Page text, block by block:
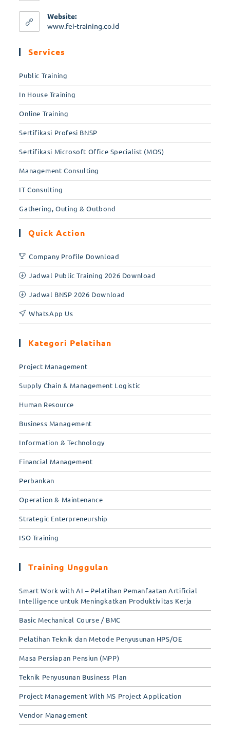
Website:
www.fei-training.co.id
Services
Public Training
In House Training
Online Training
Sertifikasi Profesi BNSP
Sertifikasi Microsoft Office Specialist (MOS)
Management Consulting
IT Consulting
Gathering, Outing & Outbond
Quick Action
Company Profile Download
Jadwal Public Training 2026 Download
Jadwal BNSP 2026 Download
WhatsApp Us
Kategori Pelatihan
Project Management
Supply Chain & Management Logistic
Human Resource
Business Management
Information & Technology
Financial Management
Perbankan
Operation & Maintenance
Strategic Enterpreneurship
ISO Training
Training Unggulan
Smart Work with AI – Pelatihan Pemanfaatan Artificial
Intelligence untuk Meningkatkan Produktivitas Kerja
Basic Mechanical Course / BMC
Pelatihan Teknik dan Metode Penyusunan HPS/OE
Masa Persiapan Pensiun (MPP)
Teknik Penyusunan Business Plan
Project Management With MS Project Application
Vendor Management